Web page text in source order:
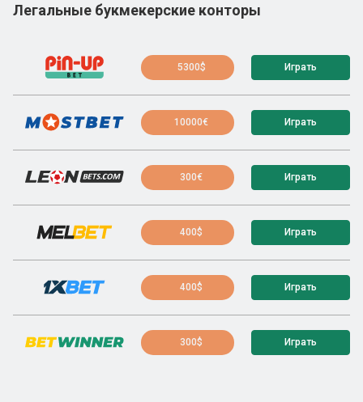
Легальные букмекерские конторы
5300$ Играть
10000€ Играть
300€ Играть
400$ Играть
400$ Играть
300$ Играть